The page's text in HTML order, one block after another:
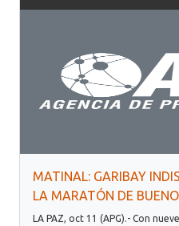
MATINAL: GARIBAY
LA MARATÓN DE
LA PAZ, oct 11 (APG).- Con